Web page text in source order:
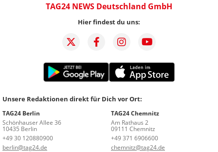
TAG24 NEWS Deutschland GmbH
Hier findest du uns:
Unsere Redaktionen direkt für Dich vor Ort:
TAG24 Berlin
Schönhauser Allee 36
10435 Berlin
+49 30 120880900
berlin@tag24.de
TAG24 Chemnitz
Am Rathaus 2
09111 Chemnitz
+49 371 6906600
chemnitz@tag24.de